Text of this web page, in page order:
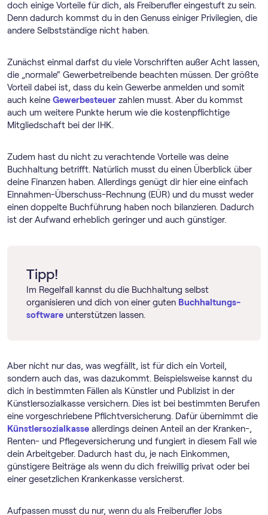
doch einige Vorteile für dich, als Freiberufler eingestuft zu sein.
Denn dadurch kommst du in den Genuss einiger Privilegien, die
andere Selbstständige nicht haben.
Zunächst einmal darfst du viele Vorschriften außer Acht lassen,
die „normale“ Gewerbetreibende beachten müssen. Der größte
Vorteil dabei ist, dass du kein Gewerbe anmelden und somit
auch keine Gewerbesteuer zahlen musst. Aber du kommst
auch um weitere Punkte herum wie die kostenpflichtige
Mitgliedschaft bei der IHK.
Zudem hast du nicht zu verachtende Vorteile was deine
Buchhaltung betrifft. Natürlich musst du einen Überblick über
deine Finanzen haben. Allerdings genügt dir hier eine einfach
Einnahmen-Überschuss-Rechnung (EÜR) und du musst weder
einen doppelte Buchführung haben noch bilanzieren. Dadurch
ist der Aufwand erheblich geringer und auch günstiger.
Tipp!
Im Regelfall kannst du die Buchhaltung selbst
organisieren und dich von einer guten Buch­haltungs­
software unterstützen lassen.
Aber nicht nur das, was wegfällt, ist für dich ein Vorteil,
sondern auch das, was dazukommt. Beispielsweise kannst du
dich in bestimmten Fällen als Künstler und Publizist in der
Künstlersozialkasse versichern. Dies ist bei bestimmten Berufen
eine vorgeschriebene Pflichtversicherung. Dafür übernimmt die
Künstlersozialkasse allerdings deinen Anteil an der Kranken-,
Renten- und Pflegeversicherung und fungiert in diesem Fall wie
dein Arbeitgeber. Dadurch hast du, je nach Einkommen,
günstigere Beiträge als wenn du dich freiwillig privat oder bei
einer gesetzlichen Krankenkasse versicherst.
Aufpassen musst du nur, wenn du als Freiberufler Jobs